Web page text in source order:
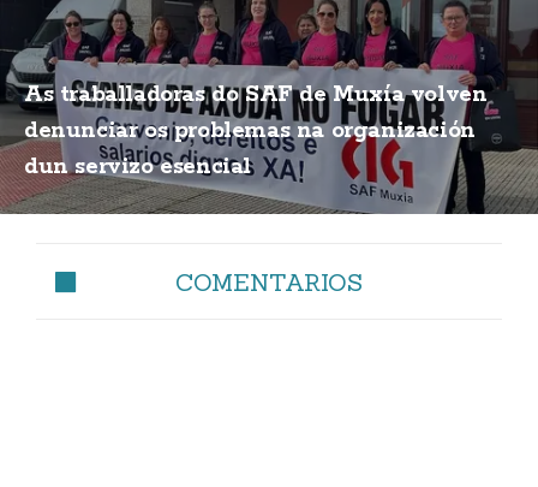
As traballadoras do SAF de Muxía volven
denunciar os problemas na organización
dun servizo esencial
COMENTARIOS